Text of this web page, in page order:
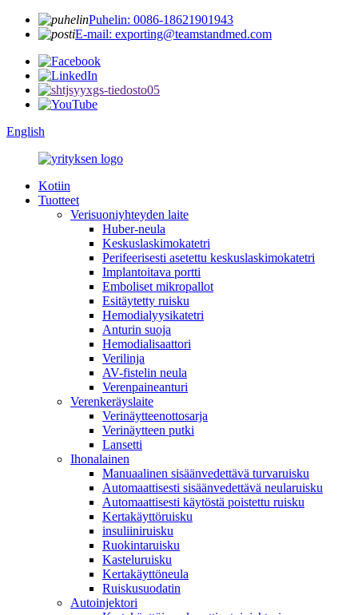
Puhelin: 0086-18621901943
E-mail: exporting@teamstandmed.com
English
Kotiin
Tuotteet
Verisuoniyhteyden laite
Huber-neula
Keskuslaskimokatetri
Perifeerisesti asetettu keskuslaskimokatetri
Implantoitava portti
Emboliset mikropallot
Esitäytetty ruisku
Hemodialyysikatetri
Anturin suoja
Hemodialisaattori
Verilinja
AV-fistelin neula
Verenpaineanturi
Verenkeräyslaite
Verinäytteenottosarja
Verinäytteen putki
Lansetti
Ihonalainen
Manuaalinen sisäänvedettävä turvaruisku
Automaattisesti sisäänvedettävä neularuisku
Automaattisesti käytöstä poistettu ruisku
Kertakäyttöruisku
insuliiniruisku
Ruokintaruisku
Kasteluruisku
Kertakäyttöneula
Ruiskusuodatin
Autoinjektori